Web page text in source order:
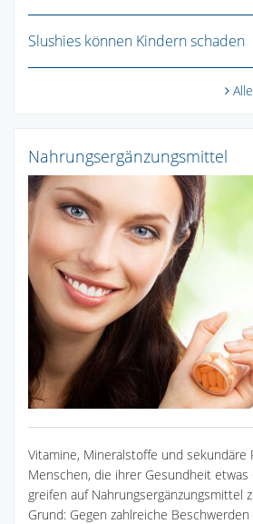
Slushies können Kindern schaden
Nahrungsergänzungsmittel
Vitamine, Mineralstoffe und sekundäre
Menschen, die ihrer Gesundheit
greifen auf Nahrungsergänzungsmittel
Grund: Gegen zahlreiche